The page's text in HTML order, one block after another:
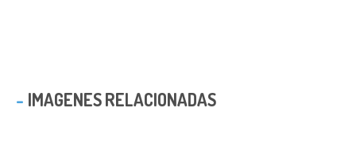
IMAGENES RELACIONADAS